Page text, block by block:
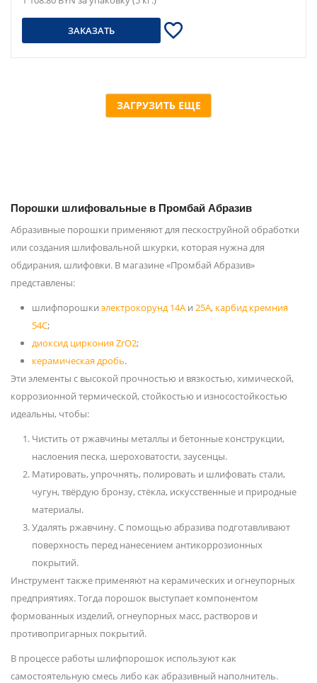
ЗАКАЗАТЬ
ЗАГРУЗИТЬ ЕЩЕ
Порошки шлифовальные в Промбай Абразив
Абразивные порошки применяют для пескоструйной обработки
или создания шлифовальной шкурки, которая нужна для
обдирания, шлифовки. В магазине «Промбай Абразив»
представлены:
шлифпорошки электрокорунд 14А и 25А, карбид кремния
54С;
диоксид циркония ZrO2;
керамическая дробь.
Эти элементы с высокой прочностью и вязкостью, химической,
коррозионной термической, стойкостью и износостойкостью
идеальны, чтобы:
Чистить от ржавчины металлы и бетонные конструкции,
наслоения песка, шероховатости, заусенцы.
Матировать, упрочнять, полировать и шлифовать стали,
чугун, твёрдую бронзу, стёкла, искусственные и природные
материалы.
Удалять ржавчину. С помощью абразива подготавливают
поверхность перед нанесением антикоррозионных
покрытий.
Инструмент также применяют на керамических и огнеупорных
предприятиях. Тогда порошок выступает компонентом
формованных изделий, огнеупорных масс, растворов и
противопригарных покрытий.
В процессе работы шлифпорошок используют как
самостоятельную смесь либо как абразивный наполнитель.